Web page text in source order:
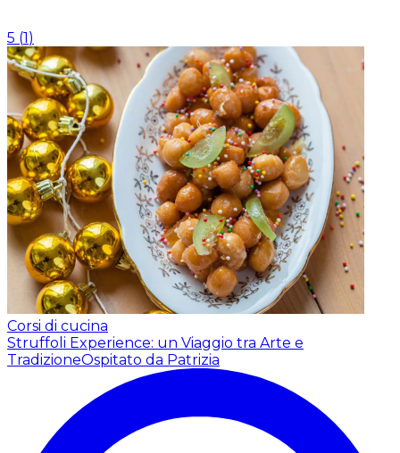
5 (1)
Corsi di cucina
Struffoli Experience: un Viaggio tra Arte e
TradizioneOspitato da Patrizia